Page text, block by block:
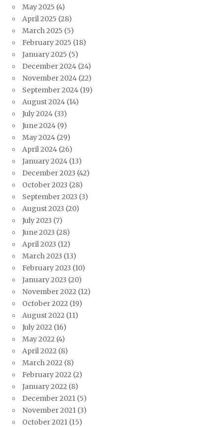
May 2025 (4)
April 2025 (28)
March 2025 (5)
February 2025 (18)
January 2025 (5)
December 2024 (24)
November 2024 (22)
September 2024 (19)
August 2024 (14)
July 2024 (33)
June 2024 (9)
May 2024 (29)
April 2024 (26)
January 2024 (13)
December 2023 (42)
October 2023 (28)
September 2023 (3)
August 2023 (20)
July 2023 (7)
June 2023 (28)
April 2023 (12)
March 2023 (13)
February 2023 (10)
January 2023 (20)
November 2022 (12)
October 2022 (19)
August 2022 (11)
July 2022 (16)
May 2022 (4)
April 2022 (8)
March 2022 (8)
February 2022 (2)
January 2022 (8)
December 2021 (5)
November 2021 (3)
October 2021 (15)